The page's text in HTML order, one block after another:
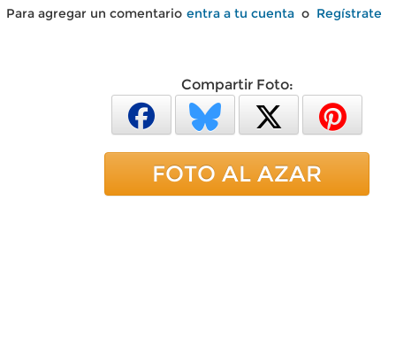
Para agregar un comentario entra a tu cuenta o Regístrate
Compartir Foto:
FOTO AL AZAR